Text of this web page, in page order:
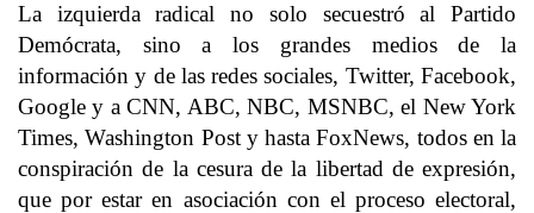
La izquierda radical no solo secuestró al Partido
Demócrata, sino a los grandes medios de la
información y de las redes sociales, Twitter, Facebook,
Google y a CNN, ABC, NBC, MSNBC, el New York
Times, Washington Post y hasta FoxNews, todos en la
conspiración de la cesura de la libertad de expresión,
que por estar en asociación con el proceso electoral,